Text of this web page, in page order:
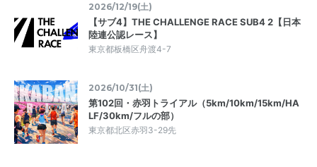
2026/12/19(土)
【サブ4】THE CHALLENGE RACE SUB4 2【日本
陸連公認レース】
東京都板橋区舟渡4-7
2026/10/31(土)
第102回・赤羽トライアル（5km/10km/15km/HA
LF/30km/フルの部）
東京都北区赤羽3-29先